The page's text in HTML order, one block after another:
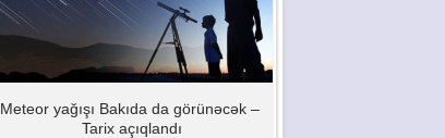
Meteor yağışı Bakıda da görünəcək –
Tarix açıqlandı